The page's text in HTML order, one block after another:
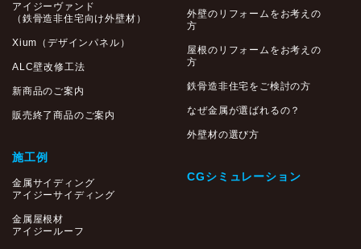
アイジーヴァンド
（鉄骨造非住宅向け外壁材）
Xium（デザインパネル）
ALC壁改修工法
新商品のご案内
販売終了商品のご案内
施工例
金属サイディング
アイジーサイディング
金属屋根材
アイジールーフ
外壁のリフォームをお考えの
方
屋根のリフォームをお考えの
方
鉄骨造非住宅をご検討の方
なぜ金属が選ばれるの？
外壁材の選び方
CGシミュレーション